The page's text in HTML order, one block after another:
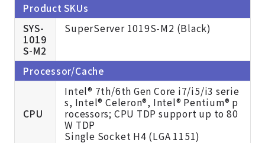
Product SKUs
SYS-
1019
S-M2
SuperServer 1019S-M2 (Black)
Processor/Cache
CPU
Intel® 7th/6th Gen Core i7/i5/i3 serie
s, Intel® Celeron®, Intel® Pentium® p
rocessors; CPU TDP support up to 80
W TDP
Single Socket H4 (LGA 1151)